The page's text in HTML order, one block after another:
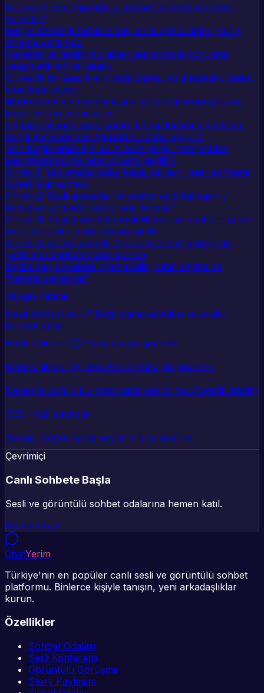
Kısa özet: Sesli/görüntülü sohbet ile yazışma neden
farklıdır?
İletişim dinamiği farkları: ton, anlık geri bildirim, yanlış
anlama ve tempo
Nezaket ve iletişim kuralları: ses tonuyla konuşma,
yazışmada stil ve kısalık
Güvenlik farkları: kimlik doğrulama, dolandırıcılık türleri,
tehditlerin ölçeği
Mahremiyet ve veri paylaşımı: görüntü/konum/ekran
kaydı riskleri vs mesaj izi
Uygun kullanım senaryoları: hangi durumda yazışma,
hangi durumda sesli/görüntülü daha uygun?
Yeni başlayanlar için adım adım geçiş: yazışmadan
sesli/görüntülüye nasıl güvenli geçilir?
Örnek 1: Yazışmada kolay kaçış varken—sesli sohbette
kişisel bilgi sızması
Örnek 2: Sesli aramada “mikrofon açık kalmasın /
kamerayı açmadan önce sınır koyma”
Örnek 3: Yazışmada tek cümlelik belirsiz vaatler—para/
ödül üzerinden sahte dolandırıcılık
Örnek 4: İlk görüşmede “görüntü talebi” geldiğinde
yazışma üzerinden sınır konma
İlişki/amaç sinyalleri: niyet analizi, sınır koyma ve
“kırmızı bayraklar”
Yaygın hatalar
Nasıl kontrol edilir? Doğrulama adımları ve pratik
kontrol listesi
Kontrol listesi (1): Yazışma için güvenlik
Kontrol listesi (2): Sesli/Görüntülü için güvenlik
Deneyimi doğru kurmak: kanal seçimi ve güvenlik pratiği
SSS: Hızlı cevaplar
Sonuç: Doğru kanal seçimi + kısa öneriler
Çevrimiçi
Canlı Sohbete Başla
Sesli ve görüntülü sohbet odalarına hemen katıl.
Hemen Katıl
ChatYerim
Türkiye'nin en popüler canlı sesli ve görüntülü sohbet
platformu. Binlerce kişiyle tanışın, yeni arkadaşlıklar
kurun.
Özellikler
Sohbet Odaları
Sesli Konferans
Görüntülü Görüşme
Story Paylaşım